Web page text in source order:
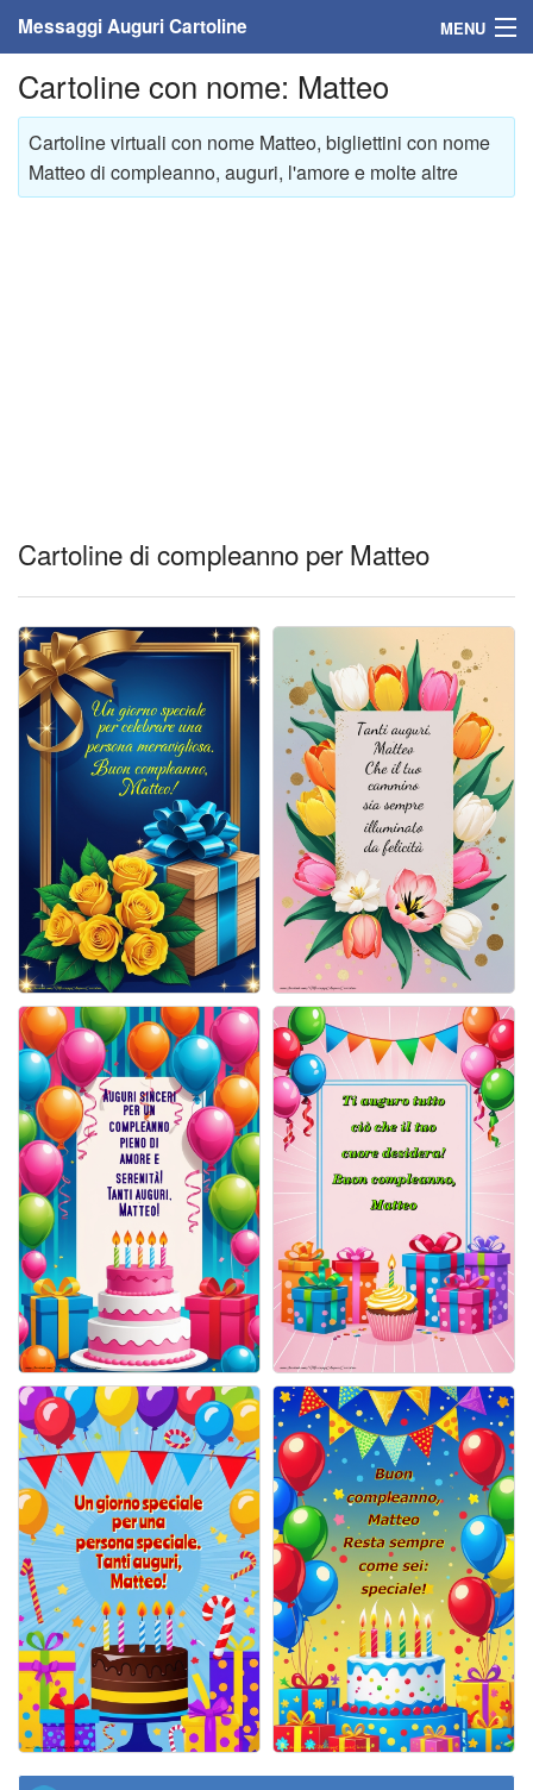
Messaggi Auguri Cartoline MENU
Home
Messaggi
Cartoline
Cartoline giorni settimana
Cartoline musicali
Cartoline animate
Accedi
Cartoline con nome: Matteo
Cartoline virtuali con nome Matteo, bigliettini con nome
Matteo di compleanno, auguri, l'amore e molte altre
Cartoline di compleanno per Matteo